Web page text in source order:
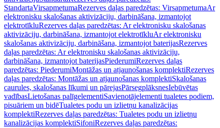
StandartaVirsapmetumaRezerves daļas paredzētas: VirsapmetumaAr
elektronisku skalošanas aktivizāciju, darbināšana, izmantojot
elektrotīkluRezerves daļas paredzētas: Ar elektronisku skalošanas
aktivizāciju, darbināšana, izmantojot elektrotīkluAr elektronisku
skalošanas aktivizāciju, darbināšana, izmantojot baterijasRezerves
daļas paredzētas: Ar elektronisku skalošanas aktivizāciju,
darbināšana, izmantojot baterijasPiederumiRezerves daļas
paredzētas: PiederumiMontāžas un atjaunošanas komplektiRezerves
daļas paredzētas: Montāžas un atjaunošanas komplektiSkalošanas
caurules, skalošanas līkumi un pārejasPārsegplāksnesIebūvētas
vadībasLietošanas palīgelementiSavienotājelementi tualetes podiem,
pisuāriem un bidēTualetes podu un izlietņu kanalizācijas
komplektiRezerves daļas paredzētas: Tualetes podu un izlietņu
kanalizācijas komplektiSifoniRezerves daļas paredzētas: